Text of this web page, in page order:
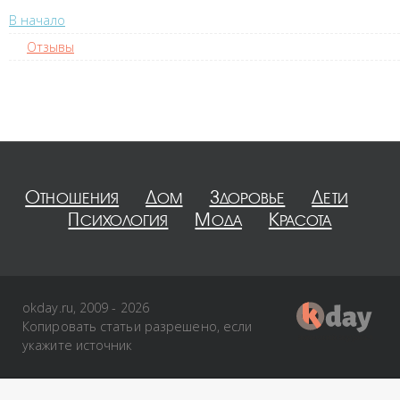
В начало
Отзывы
Отношения Дом Здоровье
Дети
Психология
Мода Красота
okday.ru, 2009 - 2026
Копировать статьи разрешено, если
укажите источник